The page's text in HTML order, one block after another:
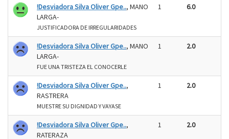
!Desviadora Silva Oliver Gpe.., MANO
LARGA-
JUSTIFICADORA DE IRREGULARIDADES
1 6.0
!Desviadora Silva Oliver Gpe.., MANO
LARGA-
FUE UNA TRISTEZA EL CONOCERLE
1 2.0
!Desviadora Silva Oliver Gpe..,
RASTRERA
MUESTRE SU DIGNIDAD Y VAYASE
1 2.0
!Desviadora Silva Oliver Gpe..,
RATERAZA
1 2.0